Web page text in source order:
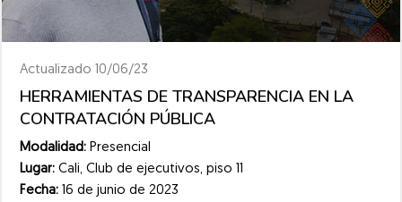
Actualizado 10/06/23
HERRAMIENTAS DE TRANSPARENCIA EN LA
CONTRATACIÓN PÚBLICA
Modalidad: Presencial
Lugar: Cali, Club de ejecutivos, piso 11
Fecha: 16 de junio de 2023